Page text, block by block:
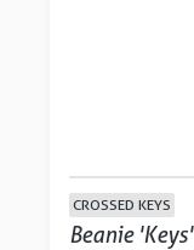
CROSSED KEYS
Beanie 'Keys'